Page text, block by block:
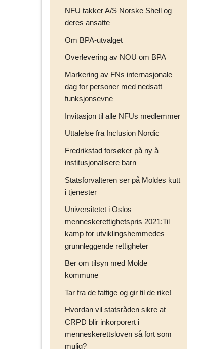
NFU takker A/S Norske Shell og
deres ansatte
Om BPA-utvalget
Overlevering av NOU om BPA
Markering av FNs internasjonale
dag for personer med nedsatt
funksjonsevne
Invitasjon til alle NFUs medlemmer
Uttalelse fra Inclusion Nordic
Fredrikstad forsøker på ny å
institusjonalisere barn
Statsforvalteren ser på Moldes kutt
i tjenester
Universitetet i Oslos
menneskerettighetspris 2021:Til
kamp for utviklingshemmedes
grunnleggende rettigheter
Ber om tilsyn med Molde
kommune
Tar fra de fattige og gir til de rike!
Hvordan vil statsråden sikre at
CRPD blir inkorporert i
menneskerettsloven så fort som
mulig?